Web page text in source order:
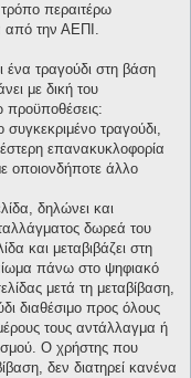
περαιτέρω
από την ΑΕΠΙ.
ένα τραγούδι στη βάση
με δική του
προϋποθέσεις:
τραγούδι,
επανακυκλοφορία
οποιονδήποτε άλλο
δηλώνει και
δωρεά του
και μεταβιβάζει στη
πάνω στο ψηφιακό
μετά τη μεταβίβαση,
διαθέσιμο προς όλους
τους αντάλλαγμα ή
Ο χρήστης που
δεν διατηρεί κανένα